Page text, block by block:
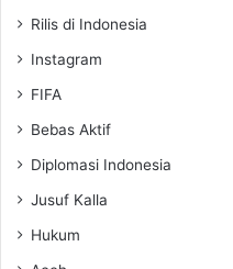
Rilis di Indonesia
Instagram
FIFA
Bebas Aktif
Diplomasi Indonesia
Jusuf Kalla
Hukum